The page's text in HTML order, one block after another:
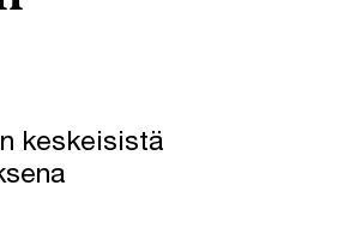
keskeisistä